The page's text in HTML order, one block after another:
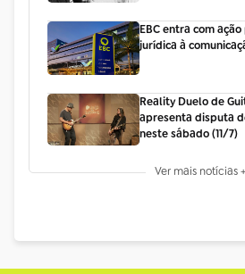
EBC entra com
jurídica à
Reality Duelo de
apresenta disputa
neste sábado (11/7)
Ver mais notícias +